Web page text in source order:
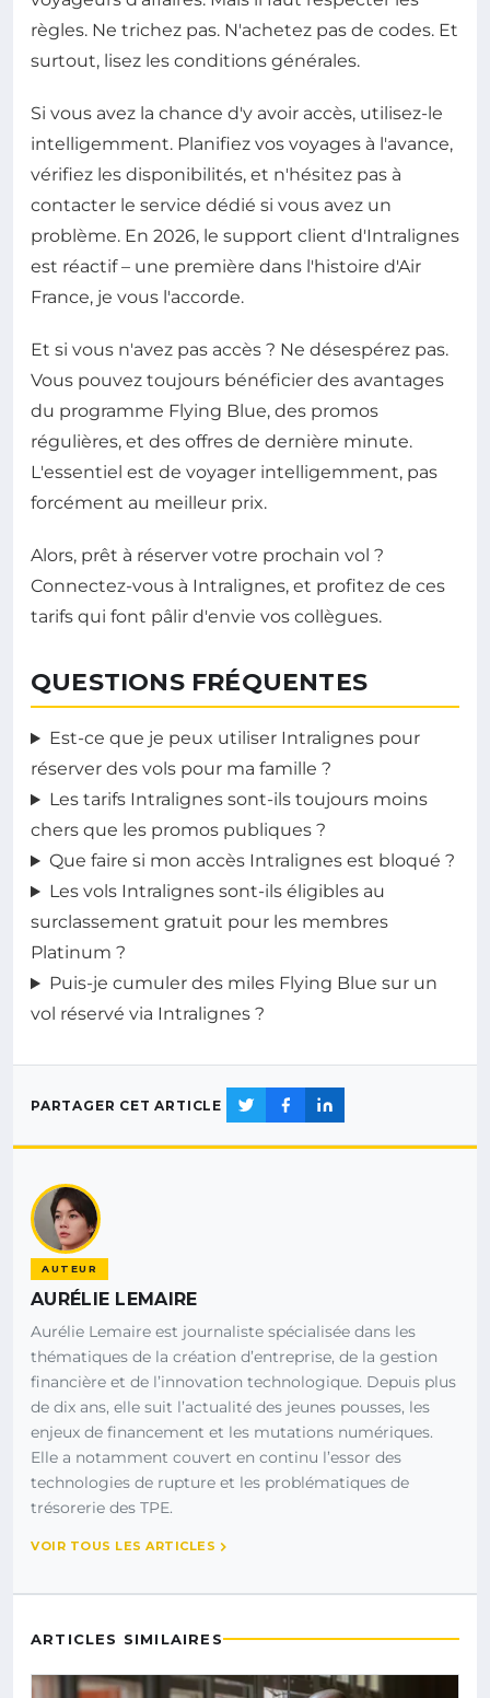
règles. Ne trichez pas. N'achetez pas de codes. Et
surtout, lisez les conditions générales.
Si vous avez la chance d'y avoir accès, utilisez-le
intelligemment. Planifiez vos voyages à l'avance,
vérifiez les disponibilités, et n'hésitez pas à
contacter le service dédié si vous avez un
problème. En 2026, le support client d'Intralignes
est réactif – une première dans l'histoire d'Air
France, je vous l'accorde.
Et si vous n'avez pas accès ? Ne désespérez pas.
Vous pouvez toujours bénéficier des avantages
du programme Flying Blue, des promos
régulières, et des offres de dernière minute.
L'essentiel est de voyager intelligemment, pas
forcément au meilleur prix.
Alors, prêt à réserver votre prochain vol ?
Connectez-vous à Intralignes, et profitez de ces
tarifs qui font pâlir d'envie vos collègues.
QUESTIONS FRÉQUENTES
Est-ce que je peux utiliser Intralignes pour
réserver des vols pour ma famille ?
Les tarifs Intralignes sont-ils toujours moins
chers que les promos publiques ?
Que faire si mon accès Intralignes est bloqué ?
Les vols Intralignes sont-ils éligibles au
surclassement gratuit pour les membres
Platinum ?
Puis-je cumuler des miles Flying Blue sur un
vol réservé via Intralignes ?
PARTAGER CET ARTICLE
AUTEUR
AURÉLIE LEMAIRE
Aurélie Lemaire est journaliste spécialisée dans les
thématiques de la création d’entreprise, de la gestion
financière et de l’innovation technologique. Depuis plus
de dix ans, elle suit l’actualité des jeunes pousses, les
enjeux de financement et les mutations numériques.
Elle a notamment couvert en continu l’essor des
technologies de rupture et les problématiques de
trésorerie des TPE.
VOIR TOUS LES ARTICLES
ARTICLES SIMILAIRES